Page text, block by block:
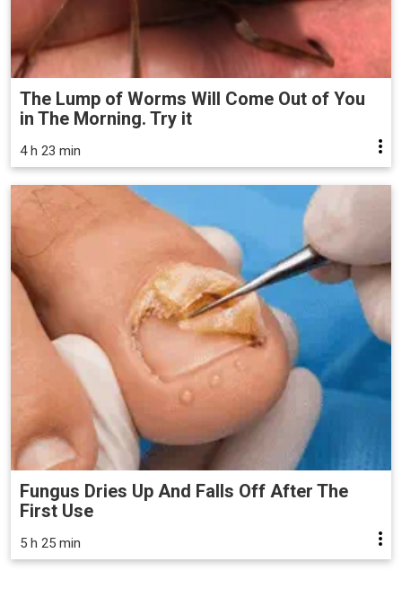
The Lump of Worms Will Come Out of You
in The Morning. Try it
4 h 23 min
Fungus Dries Up And Falls Off After The
First Use
5 h 25 min